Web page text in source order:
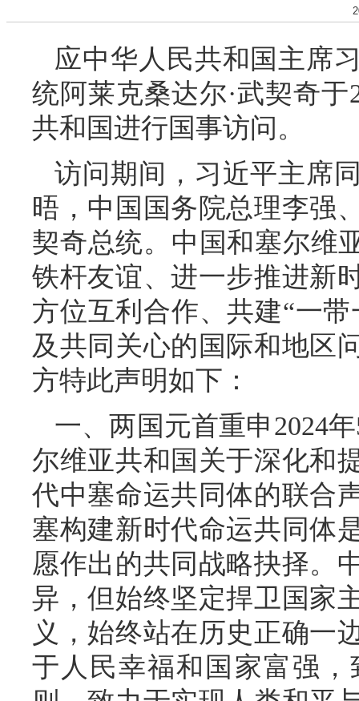
应中华人民共和国主席
统阿莱克桑达尔·武契奇于
共和国进行国事访问。
访问期间，习近平主席
晤，中国国务院总理李强
契奇总统。中国和塞尔维
铁杆友谊、进一步推进新
方位互利合作、共建“一
及共同关心的国际和地区
方特此声明如下：
一、两国元首重申2024
尔维亚共和国关于深化和
代中塞命运共同体的联合
塞构建新时代命运共同体
愿作出的共同战略抉择。
异，但始终坚定捍卫国家
义，始终站在历史正确一
于人民幸福和国家富强